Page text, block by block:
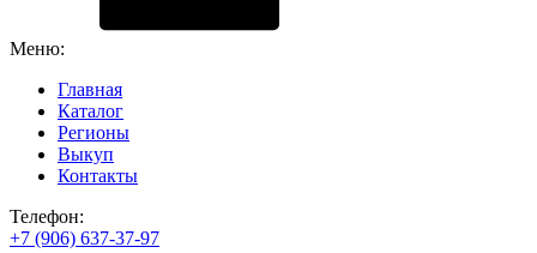
Меню:
Главная
Каталог
Регионы
Выкуп
Контакты
Телефон:
+7 (906) 637-37-97